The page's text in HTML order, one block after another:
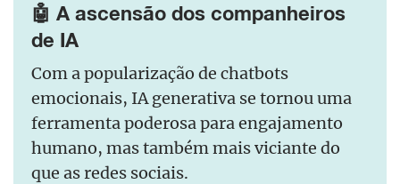
🤖 A ascensão dos companheiros
de IA
Com a popularização de chatbots
emocionais, IA generativa se tornou uma
ferramenta poderosa para engajamento
humano, mas também mais viciante do
que as redes sociais.